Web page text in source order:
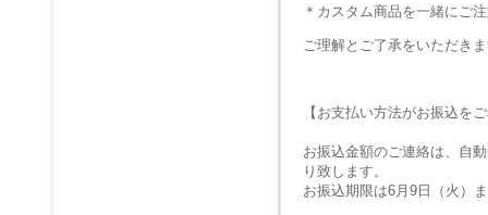
＊カスタム商品を一緒にご
ご理解とご了承をいただき
【お支払い方法がお振込を
お振込金額のご連絡は、自
り致します。
お振込期限は6月9日（火）